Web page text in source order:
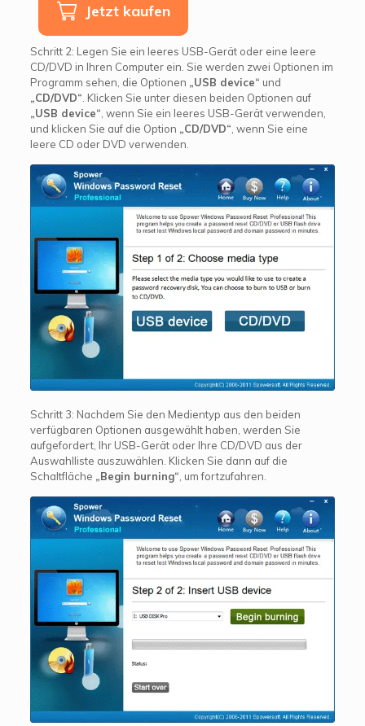
Jetzt kaufen
Schritt 2: Legen Sie ein leeres USB-Gerät oder eine leere
CD/DVD in Ihren Computer ein. Sie werden zwei Optionen im
Programm sehen, die Optionen „USB device“ und
„CD/DVD“ . Klicken Sie unter diesen beiden Optionen auf
„USB device“ , wenn Sie ein leeres USB-Gerät verwenden,
und klicken Sie auf die Option „CD/DVD“ , wenn Sie eine
leere CD oder DVD verwenden.
Schritt 3: Nachdem Sie den Medientyp aus den beiden
verfügbaren Optionen ausgewählt haben, werden Sie
aufgefordert, Ihr USB-Gerät oder Ihre CD/DVD aus der
Auswahlliste auszuwählen. Klicken Sie dann auf die
Schaltfläche „Begin burning“ , um fortzufahren.